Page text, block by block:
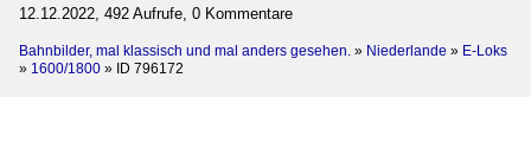
12.12.2022, 492 Aufrufe, 0 Kommentare
Bahnbilder, mal klassisch und mal anders gesehen. » Niederlande » E-Loks
» 1600/1800 » ID 796172